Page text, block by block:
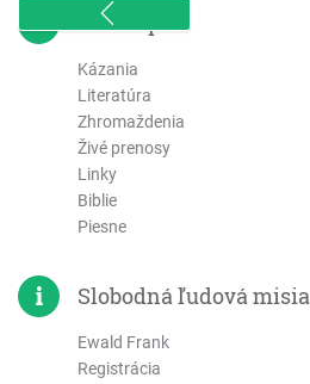
2. Petra
2 Jána
3 Jána
List Júdov
Zjavenie Jána
sitemap
Kázania
Literatúra
Zhromaždenia
Živé prenosy
Linky
Biblie
Piesne
Slobodná ľudová misia
Ewald Frank
Registrácia